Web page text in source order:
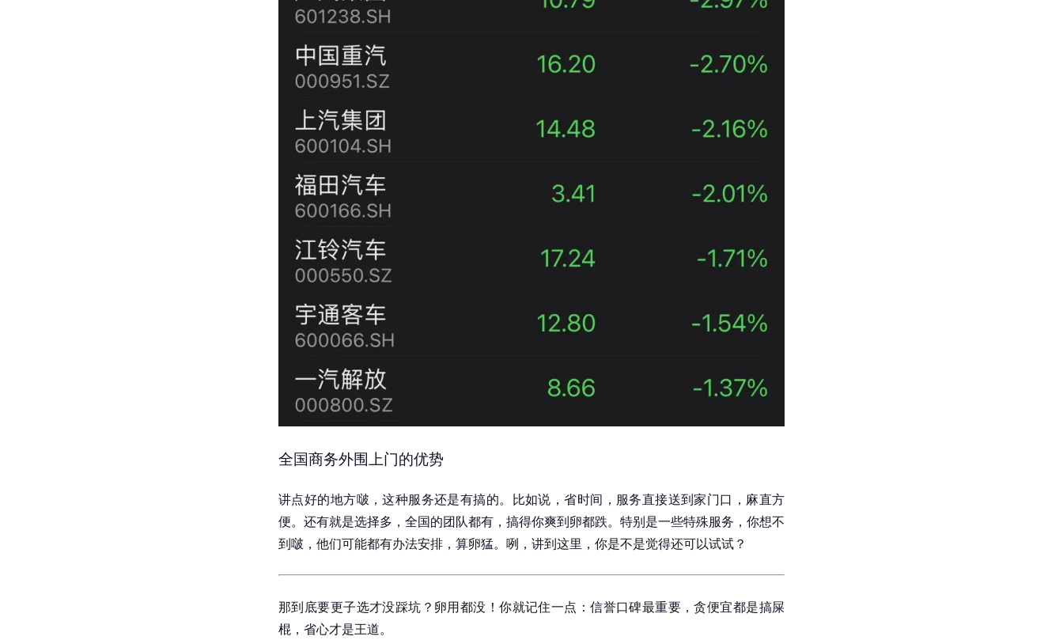
全国商务外围上门的优势
讲点好的地方啵，这种服务还是有搞的。比如说，省时间，服务直接送到家门口，麻直方
便。还有就是选择多，全国的团队都有，搞得你爽到卵都跌。特别是一些特殊服务，你想不
到啵，他们可能都有办法安排，算卵猛。咧，讲到这里，你是不是觉得还可以试试？
那到底要更子选才没踩坑？卵用都没！你就记住一点：信誉口碑最重要，贪便宜都是搞屎
棍，省心才是王道。